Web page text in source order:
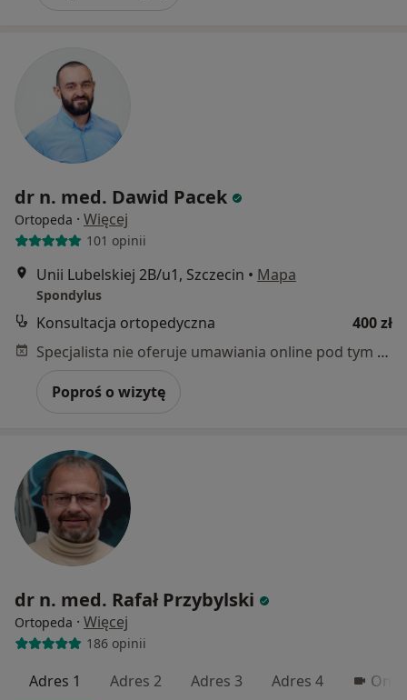
dr n. med. Dawid Pacek
Ortopeda · Więcej
101 opinii
Unii Lubelskiej 2B/u1, Szczecin • Mapa
Spondylus
Konsultacja ortopedyczna
400 zł
Specjalista nie oferuje umawiania online pod tym adresem.
Poproś o wizytę
dr n. med. Rafał Przybylski
Ortopeda · Więcej
186 opinii
Adres 1 Adres 2 Adres 3 Adres 4